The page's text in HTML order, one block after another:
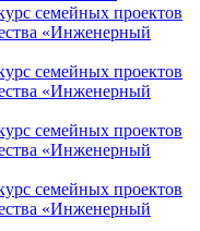
семейных проектов
«Инженерный
семейных проектов
«Инженерный
семейных проектов
«Инженерный
семейных проектов
«Инженерный